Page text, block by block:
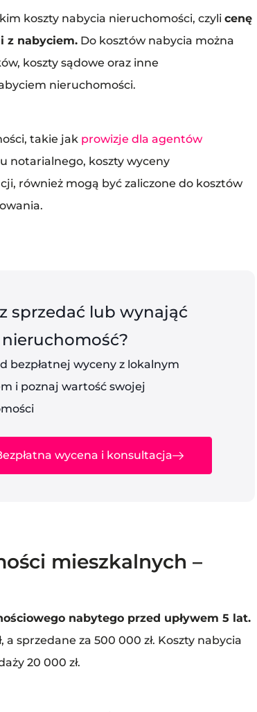
koszty nabycia nieruchomości, czyli cenę
z nabyciem. Do kosztów nabycia można
koszty sądowe oraz inne
nieruchomości.
takie jak prowizje dla agentów
notarialnego, koszty wyceny
również mogą być zaliczone do kosztów
sprzedać lub wynająć
bezpłatnej wyceny z lokalnym
i poznaj wartość swojej
wycena i konsultacja
mieszkalnych –
nabytego przed upływem 5 lat.
a sprzedane za 500 000 zł. Koszty nabycia
20 000 zł.